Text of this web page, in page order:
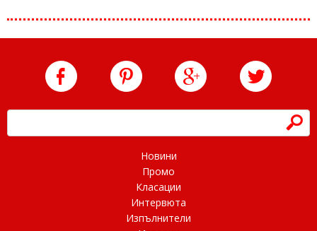
h
Новини
Промо
Класации
Интервюта
Изпълнители